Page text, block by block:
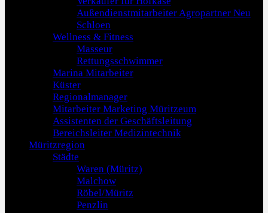
Außendienstmitarbeiter Agropartner Neu
Schloen
Wellness & Fitness
Masseur
Rettungsschwimmer
Marina Mitarbeiter
Küster
Regionalmanager
Mitarbeiter Marketing Müritzeum
Assistenten der Geschäftsleitung
Bereichsleiter Medizintechnik
Müritzregion
Städte
Waren (Müritz)
Malchow
Röbel/Müritz
Penzlin